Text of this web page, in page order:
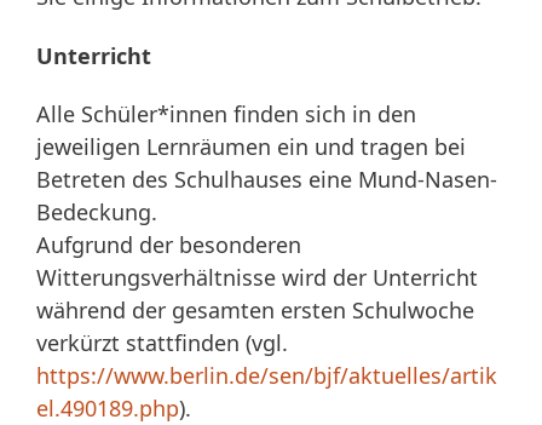
Unterricht
Alle Schüler*innen finden sich in den
jeweiligen Lernräumen ein und tragen bei
Betreten des Schulhauses eine Mund-Nasen-
Bedeckung.
Aufgrund der besonderen
Witterungsverhältnisse wird der Unterricht
während der gesamten ersten Schulwoche
verkürzt stattfinden (vgl.
https://www.berlin.de/sen/bjf/aktuelles/artik
el.490189.php).